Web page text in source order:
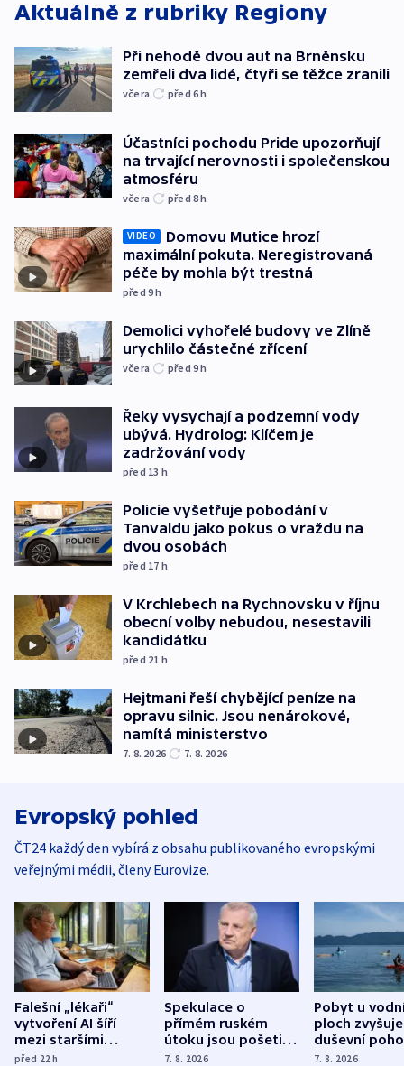
Aktuálně z rubriky Regiony
Při nehodě dvou aut na Brněnsku
zemřeli dva lidé, čtyři se těžce zranili
včera před 6h
Účastníci pochodu Pride upozorňují
na trvající nerovnosti i společenskou
atmosféru
včera před 8h
VIDEO
Domovu Mutice hrozí
maximální pokuta. Neregistrovaná
péče by mohla být trestná
před 9h
Demolici vyhořelé budovy ve Zlíně
urychlilo částečné zřícení
včera před 9h
Řeky vysychají a podzemní vody
ubývá. Hydrolog: Klíčem je
zadržování vody
před 13 h
Policie vyšetřuje pobodání v
Tanvaldu jako pokus o vraždu na
dvou osobách
před 17 h
V Krchlebech na Rychnovsku v říjnu
obecní volby nebudou, nesestavili
kandidátku
před 21 h
Hejtmani řeší chybějící peníze na
opravu silnic. Jsou nenárokové,
namítá ministerstvo
7. 8. 2026 7. 8. 2026
Evropský pohled
ČT24 každý den vybírá z obsahu publikovaného evropskými
veřejnými médii, členy Eurovize.
Falešní „lékaři“
vytvoření AI šíří
mezi staršími
Poláky nebezpečné
před 22h
Spekulace o
přímém ruském
útoku jsou pošetilé,
míní estonský
7. 8. 2026
Pobyt u
ploch zvyšuje
duševní
ukázala
7. 8. 2026